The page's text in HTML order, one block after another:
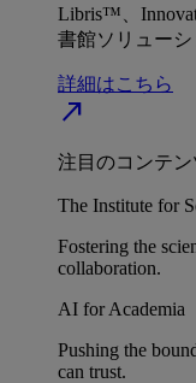
Libris™、
書館ソリューシ
詳細はこちら
north_east
注目のコンテン
The Institute for
Fostering the
collaboration.
AI for Academia
Pushing the
can trust.